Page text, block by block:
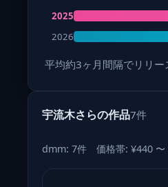
2025
2026
平均約3ヶ月間隔でリリー
宇流木さらの作品7件
dmm: 7件 価格帯: ¥440 〜